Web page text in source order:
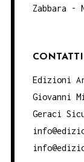
Zabbara -
CONTATTI
Edizioni
Giovanni
Geraci